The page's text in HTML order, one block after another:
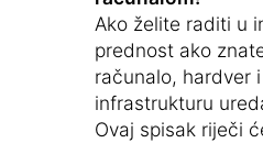
Ako želite raditi u
prednost ako
računalo, hardver
infrastrukturu
Ovaj spisak riječi